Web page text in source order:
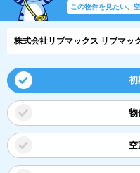
この物件を見たい、
株式会社リブマックス リブマッ
初
物